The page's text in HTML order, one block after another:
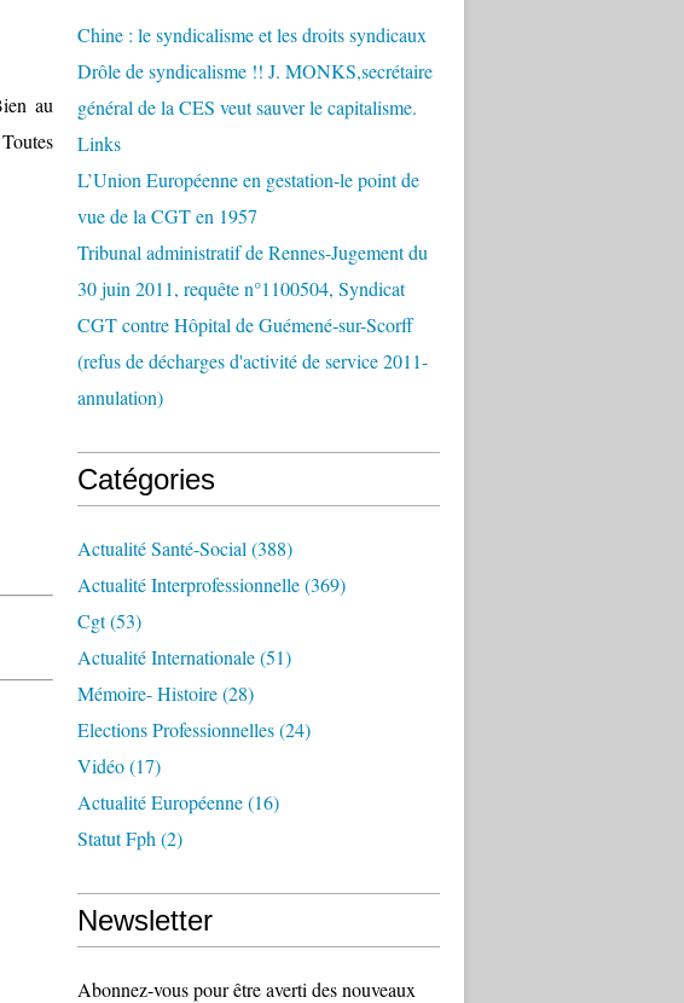
au
Chine : le syndicalisme et les droits syndicaux
Drôle de syndicalisme !! J. MONKS,secrétaire
général de la CES veut sauver le capitalisme.
Links
L’Union Européenne en gestation-le point de
vue de la CGT en 1957
Tribunal administratif de Rennes-Jugement du
30 juin 2011, requête n°1100504, Syndicat
CGT contre Hôpital de Guémené-sur-Scorff
(refus de décharges d'activité de service 2011-
annulation)
Catégories
Actualité Santé-Social (388)
Actualité Interprofessionnelle(369)
Cgt(53)
Actualité Internationale(51)
Mémoire- Histoire(28)
Elections Professionnelles(24)
Vidéo(17)
Actualité Européenne(16)
Statut Fph (2)
Newsletter
Abonnez-vous pour être averti des nouveaux